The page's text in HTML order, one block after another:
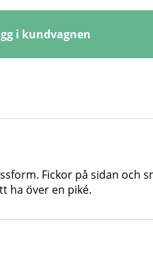
i kundvagnen
Fickor på sidan och
ha över en piké.